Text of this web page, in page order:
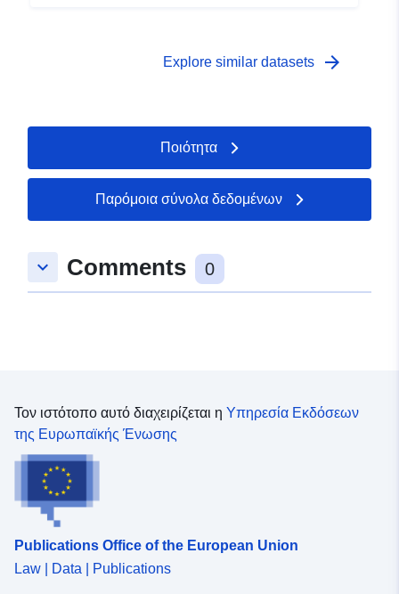
κινδύνους που αντιστοιχεί στο πεδίο εφαρμογής που
Explore similar datasets arrow_forward
Ποιότητα
Παρόμοια σύνολα δεδομένων
keyboard_arrow_down Comments 0
Τον ιστότοπο αυτό διαχειρίζεται η Υπηρεσία Εκδόσεων
της Ευρωπαϊκής Ένωσης
Publications Office of the European Union
Law | Data | Publications